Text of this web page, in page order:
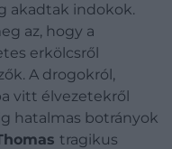
akadtak indokok.
az, hogy a
erkölcsről
A drogokról,
vitt élvezetekről
hatalmas botrányok
tragikus